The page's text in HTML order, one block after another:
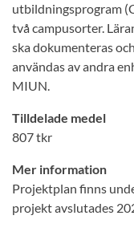
utbildningsprogram
två campusorter.
ska dokumenteras
användas av andra
MIUN.
Tilldelade medel
807 tkr
Mer information
Projektplan finns
projekt avslutades